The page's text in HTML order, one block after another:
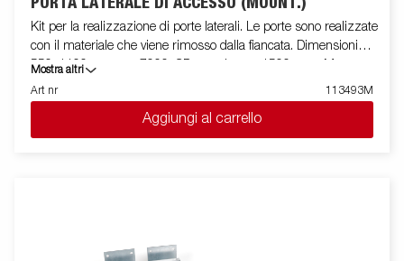
PORTA LATERALE DI ACCESSO (MOUNT.)
Kit per la realizzazione di porte laterali. Le porte sono realizzate
con il materiale che viene rimosso dalla fiancata. Dimensioni
550x1100 mm per 7000, CD con altezza 1500 mm. Montato
su rimorchio
Mostra altri
Art nr
113493M
Aggiungi al carrello